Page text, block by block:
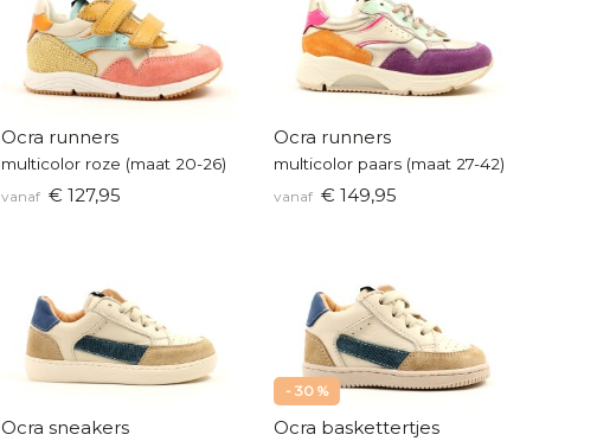
Ocra runners
multicolor roze (maat 20-26)
vanaf € 127,95
Ocra runners
multicolor paars (maat 27-42)
vanaf € 149,95
Ocra sneakers
- 30 %
Ocra baskettertjes